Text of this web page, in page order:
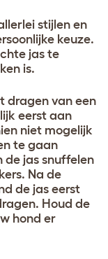
stijlen en
keuze.
jas te
is.
dragen van een
eerst aan
niet mogelijk
te gaan
de jas snuffelen
Na de
de jas eerst
Houd de
hond er